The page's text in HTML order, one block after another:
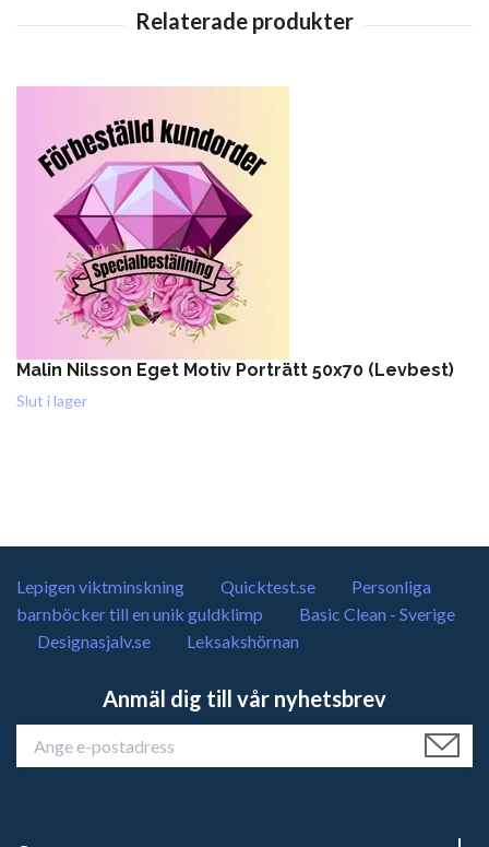
Malin Nilsson Eget Motiv Porträtt 50x70 (Levbest)
Slut i lager
Lepigen viktminskning Quicktest.se
Personliga
barnböcker till en unik guldklimp
Basic Clean - Sverige
Designasjalv.se
Leksakshörnan
Anmäl dig till vår nyhetsbrev